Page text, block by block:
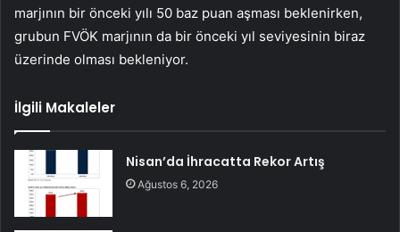
marjının bir önceki yılı 50 baz puan aşması beklenirken,
grubun FVÖK marjının da bir önceki yıl seviyesinin biraz
üzerinde olması bekleniyor.
İlgili Makaleler
Nisan’da İhracatta Rekor Artış
Ağustos 6, 2026